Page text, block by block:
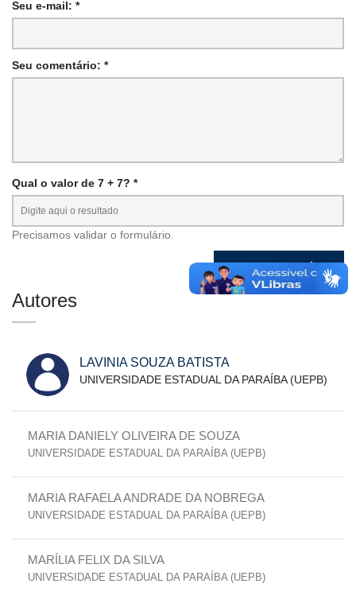
Seu e-mail: *
Seu comentário: *
Qual o valor de 7 + 7? *
Precisamos validar o formulário.
Autores
LAVINIA SOUZA BATISTA
UNIVERSIDADE ESTADUAL DA PARAÍBA (UEPB)
MARIA DANIELY OLIVEIRA DE SOUZA
UNIVERSIDADE ESTADUAL DA PARAÍBA (UEPB)
MARIA RAFAELA ANDRADE DA NOBREGA
UNIVERSIDADE ESTADUAL DA PARAÍBA (UEPB)
MARÍLIA FELIX DA SILVA
UNIVERSIDADE ESTADUAL DA PARAÍBA (UEPB)